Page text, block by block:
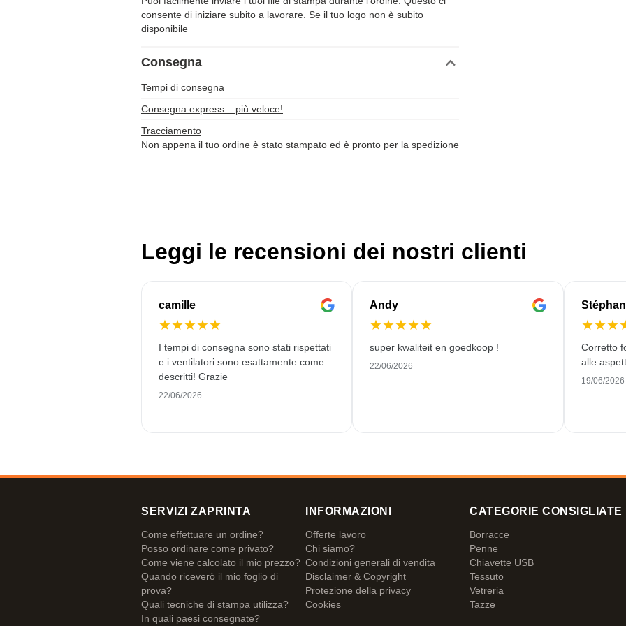
consente di iniziare subito a lavorare. Se il tuo logo non è subito
disponibile
Consegna
Tempi di consegna
Consegna express – più veloce!
Tracciamento
Non appena il tuo ordine è stato stampato ed è pronto per la spedizione
Leggi le recensioni dei nostri clienti
camille
★★★★★
I tempi di consegna sono stati rispettati
e i ventilatori sono esattamente come
descritti! Grazie
22/06/2026
Andy
★★★★★
super kwaliteit en goedkoop !
22/06/2026
★★★
Corretto
alle
19/06/2026
SERVIZI ZAPRINTA
Come effettuare un ordine?
Posso ordinare come privato?
Come viene calcolato il mio prezzo?
Quando riceverò il mio foglio di
prova?
Quali tecniche di stampa utilizza?
In quali paesi consegnate?
INFORMAZIONI
Offerte lavoro
Chi siamo?
Condizioni generali di vendita
Disclaimer & Copyright
Protezione della privacy
Cookies
CATEGORIE CONSIGLIATE
Borracce
Penne
Chiavette USB
Tessuto
Vetreria
Tazze